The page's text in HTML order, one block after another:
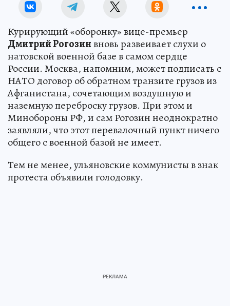
Курирующий «оборонку» вице-премьер
Дмитрий Рогозинвновь развеивает слухи о
натовской военной базе в самом сердце
России. Москва, напомним, может подписать с
НАТО договор об обратном транзите грузов из
Афганистана, сочетающим воздушную и
наземную переброску грузов. При этом и
Минобороны РФ, и сам Рогозин неоднократно
заявляли, что этот перевалочный пункт ничего
общего с военной базой не имеет.
Тем не менее, ульяновские коммунисты в знак
протеста объявили голодовку.